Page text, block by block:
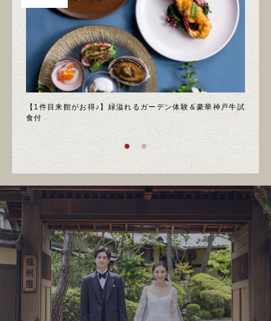
【1件目来館がお得♪】緑溢れるガーデン体験＆豪華神戸牛試
食付